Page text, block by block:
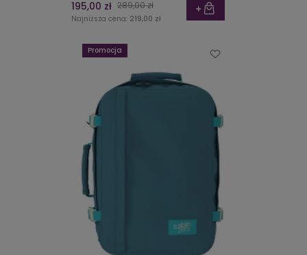
195,00 zł 289,00 zł
Najniższa cena: 219,00 zł
Promocja